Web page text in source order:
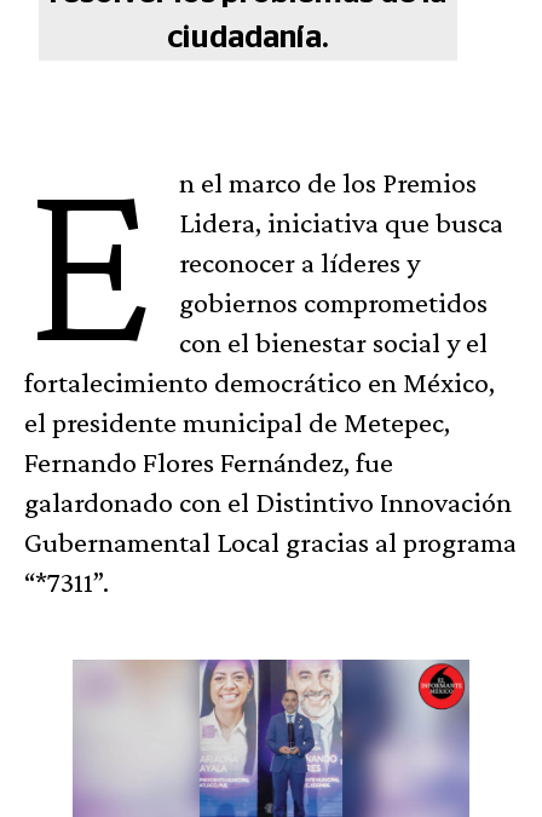
ciudadanía.
E
n el marco de los Premios
Lidera, iniciativa que busca
reconocer a líderes y
gobiernos comprometidos
con el bienestar social y el
fortalecimiento democrático en México,
el presidente municipal de Metepec,
Fernando Flores Fernández, fue
galardonado con el Distintivo Innovación
Gubernamental Local gracias al programa
“*7311”.